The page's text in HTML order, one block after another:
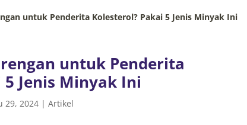
untuk Penderita Kolesterol? Pakai 5 Jenis Minyak Ini
untuk Penderita
Jenis Minyak Ini
29, 2024| Artikel